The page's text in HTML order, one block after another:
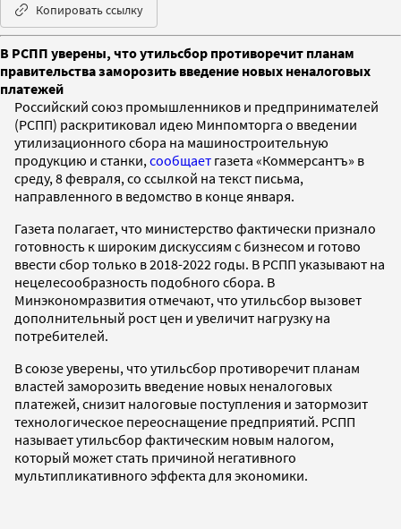
Копировать ссылку
В РСПП уверены, что утильсбор противоречит планам
правительства заморозить введение новых неналоговых
платежей
Российский союз про­мыш­лен­ни­ков и предпринимателей
(РСПП) раскритиковал идею Минпомторга о введении
утилизационного сбора на машиностроительную
продукцию и станки, сообщает газета «Коммерсантъ» в
среду, 8 февраля, со ссылкой на текст письма,
направленного в ведомство в конце января.
Газета полагает, что министерство фактически признало
готовность к широким дискуссиям с бизнесом и готово
ввести сбор только в 2018-2022 годы. В РСПП указывают на
нецелесообразность подобного сбора. В
Минэкономразвития отмечают, что утильсбор вызовет
дополнительный рост цен и увеличит нагрузку на
потребителей.
В союзе уверены, что утильсбор противоречит планам
властей заморозить введение новых неналоговых
платежей, снизит налоговые поступления и затормозит
технологическое переоснащение предприятий. РСПП
называет утильсбор фактическим новым налогом,
который может стать причиной негативного
мультипликативного эффекта для экономики.